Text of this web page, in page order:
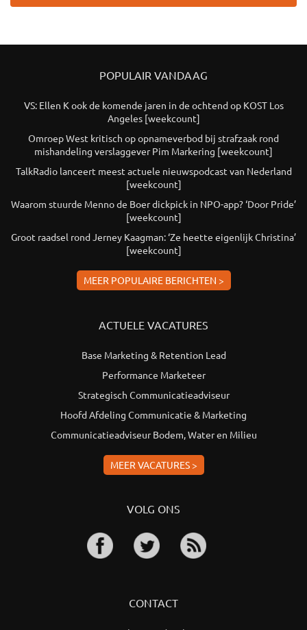
POPULAIR VANDAAG
VS: Ellen K ook de komende jaren in de ochtend op KOST Los
Angeles [weekcount]
Omroep West kritisch op opnameverbod bij strafzaak rond
mishandeling verslaggever Pim Markering [weekcount]
TalkRadio lanceert meest actuele nieuwspodcast van Nederland
[weekcount]
Waarom stuurde Menno de Boer dickpick in NPO-app? ‘Door Pride’
[weekcount]
Groot raadsel rond Jerney Kaagman: ‘Ze heette eigenlijk Christina’
[weekcount]
MEER POPULAIRE BERICHTEN >
ACTUELE VACATURES
Base Marketing & Retention Lead
Performance Marketeer
Strategisch Communicatieadviseur
Hoofd Afdeling Communicatie & Marketing
Communicatieadviseur Bodem, Water en Milieu
MEER VACATURES >
VOLG ONS
CONTACT